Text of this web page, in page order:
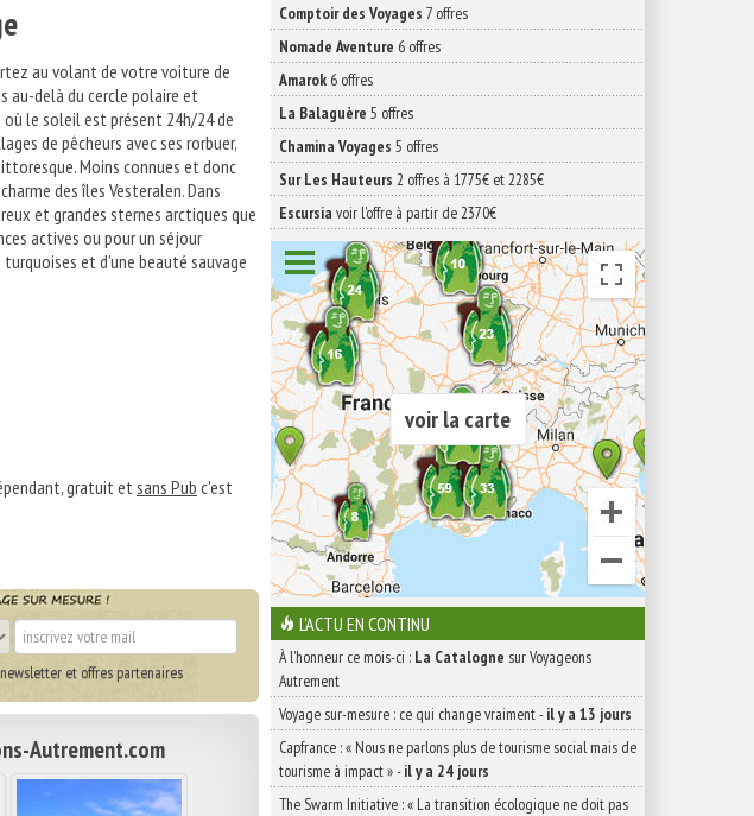
au volant de votre voiture de
au-delà du cercle polaire et
le soleil est présent 24h/24 de
de pêcheurs avec ses rorbuer,
Moins connues et donc
des îles Vesteralen. Dans
et grandes sternes arctiques que
actives ou pour un séjour
et d'une beauté sauvage
gratuit etsans Pub c'est
et offres partenaires
Autrement.com
Comptoir des Voyages 7 offres
Nomade Aventure 6 offres
Amarok 6 offres
La Balaguère 5 offres
Chamina Voyages 5 offres
Sur Les Hauteurs 2 offres à 1775€ et 2285€
Escursia voir l'offre à partir de 2370€
voir la carte
L'ACTU EN CONTINU
À l'honneur ce mois-ci : La Catalogne sur Voyageons
Autrement
Voyage sur-mesure : ce qui change vraiment-il y a 13 jours
Capfrance : « Nous ne parlons plus de tourisme social mais de
tourisme à impact »-il y a 24 jours
The Swarm Initiative : « La transition écologique ne doit pas